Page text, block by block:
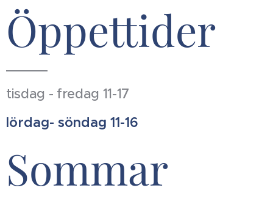
Öppettider
tisdag - fredag 11-17
lördag- söndag 11-16
Sommar